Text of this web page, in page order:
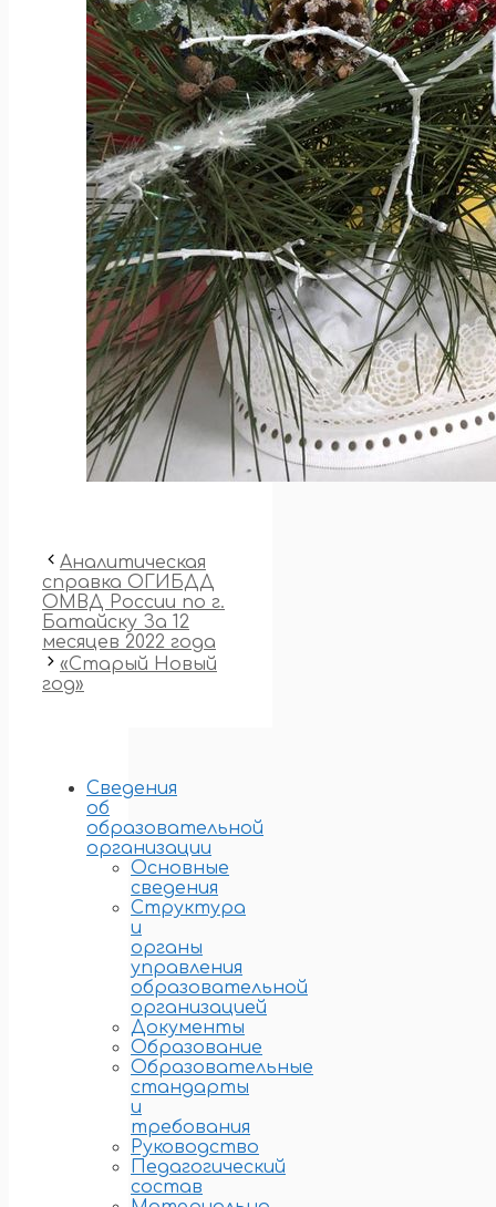
Аналитическая
справка ОГИБДД
ОМВД России по г.
Батайску За 12
месяцев 2022 года
«Старый Новый
год»
Сведения
об
образовательной
организации
Основные
сведения
Структура
и
органы
управления
образовательной
организацией
Документы
Образование
Образовательные
стандарты
и
требования
Руководство
Педагогический
состав